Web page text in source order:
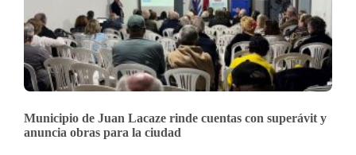
Municipio de Juan Lacaze rinde cuentas con superávit y
anuncia obras para la ciudad